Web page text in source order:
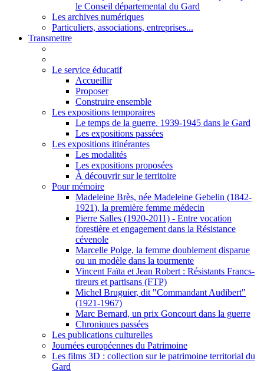
le Conseil départemental du Gard
Les archives numériques
Particuliers, associations, entreprises...
Transmettre
Le service éducatif
Accueillir
Proposer
Construire ensemble
Les expositions temporaires
Le temps de la guerre. 1939-1945 dans le Gard
Les expositions passées
Les expositions itinérantes
Les modalités
Les expositions proposées
À découvrir sur le territoire
Pour mémoire
Madeleine Brès, née Madeleine Gebelin (1842-
1921), la première femme médecin
Pierre Salles (1920-2011) - Entre vocation
forestière et engagement dans la Résistance
cévenole
Marcelle Polge, la femme doublement disparue
ou un modèle dans la tourmente
Vincent Faïta et Jean Robert : Résistants Francs-
tireurs et partisans (FTP)
Michel Bruguier, dit "Commandant Audibert"
(1921-1967)
Marc Bernard, un prix Goncourt dans la guerre
Chroniques passées
Les publications culturelles
Journées européennes du Patrimoine
Les films 3D : collection sur le patrimoine territorial du
Gard